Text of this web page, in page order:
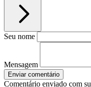
Seu nome
Mensagem
Enviar comentário
Comentário enviado com